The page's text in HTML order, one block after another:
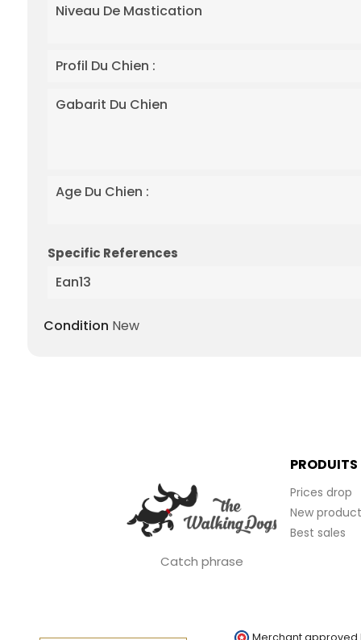
Niveau De Mastication
Profil Du Chien :
Gabarit Du Chien
Age Du Chien :
Specific References
Ean13
Condition New
Catch phrase
PRODUITS
Prices drop
New
Best sales
Merchant approved